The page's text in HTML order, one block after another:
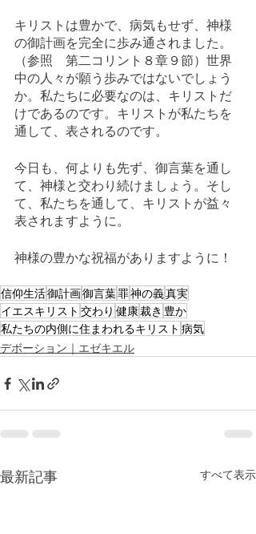
キリストは豊かで、病気もせず、神様
の御計画を完全に歩み通されました。
（参照　第二コリント８章９節）世界
中の人々が願う歩みではないでしょう
か。私たちに必要なのは、キリストだ
けであるのです。キリストが私たちを
通して、表されるのです。
今日も、何よりも先ず、御言葉を通し
て、神様と交わり続けましょう。そし
て、私たちを通して、キリストが益々
表されますように。
神様の豊かな祝福がありますように！
信仰生活御計画御言葉罪神の義真実
イエスキリスト 交わり 健康裁き 豊か
私たちの内側に住まわれるキリスト 病気
デボーション｜エゼキエル
最新記事 すべて表示